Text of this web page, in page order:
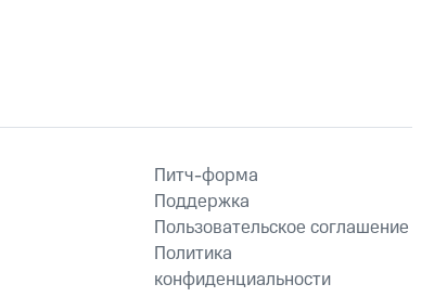
Питч-форма
Поддержка
Пользовательское соглашение
Политика
конфиденциальности